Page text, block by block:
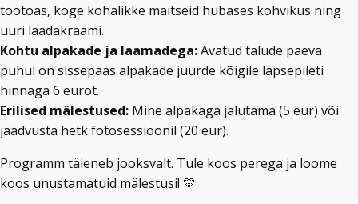
töötoas, koge kohalikke maitseid hubases kohvikus ning
uuri laadakraami.
Kohtu alpakade ja laamadega:Avatud talude päeva
puhul on sissepääs alpakade juurde kõigile lapsepileti
hinnaga 6 eurot.
Erilised mälestused: Mine alpakaga jalutama (5 eur) või
jäädvusta hetk fotosessioonil (20 eur).
Programm täieneb jooksvalt. Tule koos perega ja loome
koos unustamatuid mälestusi! 💛